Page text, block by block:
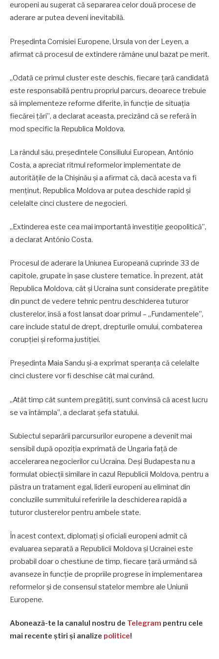
europeni au sugerat că separarea celor două procese de
aderare ar putea deveni inevitabilă.
Președinta Comisiei Europene, Ursula von der Leyen, a
afirmat că procesul de extindere rămâne unul bazat pe merit.
„Odată ce primul cluster este deschis, fiecare țară candidată
este responsabilă pentru propriul parcurs, deoarece trebuie
să implementeze reforme diferite, în funcție de situația
fiecărei țări”, a declarat aceasta, precizând că se referă în
mod specific la Republica Moldova.
La rândul său, președintele Consiliului European, António
Costa, a apreciat ritmul reformelor implementate de
autoritățile de la Chișinău și a afirmat că, dacă acesta va fi
menținut, Republica Moldova ar putea deschide rapid și
celelalte cinci clustere de negocieri.
„Extinderea este cea mai importantă investiție geopolitică”,
a declarat António Costa.
Procesul de aderare la Uniunea Europeană cuprinde 33 de
capitole, grupate în șase clustere tematice. În prezent, atât
Republica Moldova, cât și Ucraina sunt considerate pregătite
din punct de vedere tehnic pentru deschiderea tuturor
clusterelor, însă a fost lansat doar primul – „Fundamentele”,
care include statul de drept, drepturile omului, combaterea
corupției și reforma justiției.
Președinta Maia Sandu și-a exprimat speranța că celelalte
cinci clustere vor fi deschise cât mai curând.
„Atât timp cât suntem pregătiți, sunt convinsă că acest lucru
se va întâmpla”, a declarat șefa statului.
Subiectul separării parcursurilor europene a devenit mai
sensibil după opoziția exprimată de Ungaria față de
accelerarea negocierilor cu Ucraina. Deși Budapesta nu a
formulat obiecții similare în cazul Republicii Moldova, pentru a
păstra un tratament egal, liderii europeni au eliminat din
concluziile summitului referirile la deschiderea rapidă a
tuturor clusterelor pentru ambele state.
În acest context, diplomați și oficiali europeni admit că
evaluarea separată a Republicii Moldova și Ucrainei este
probabil doar o chestiune de timp, fiecare țară urmând să
avanseze în funcție de propriile progrese în implementarea
reformelor și de consensul statelor membre ale Uniunii
Europene.
Abonează-te la canalul nostru de Telegram pentru cele
mai recente știri și analize politice!